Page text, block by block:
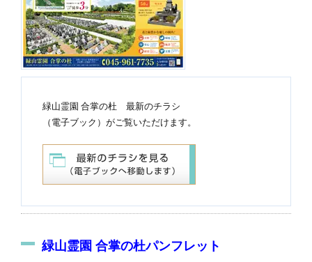
緑山霊園 合掌の杜 最新のチラシ
（電子ブック）がご覧いただけます。
緑山霊園 合掌の杜パンフレット